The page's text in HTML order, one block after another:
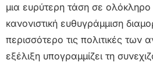
μια ευρύτερη τάση σε
κανονιστική ευθυγράμμιση
περισσότερο τις πολιτικές των
εξέλιξη υπογραμμίζει τη